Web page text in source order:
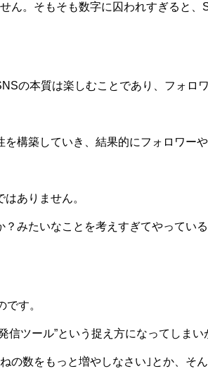
ん。そもそも数字に囚われすぎると、
の本質は楽しむことであり、フォロ
構築していき、結果的にフォロワー
ありません。
みたいなことを考えすぎてやってい
す。
ツール”という捉え方になってしまい
の数をもっと増やしなさい｣とか、そ